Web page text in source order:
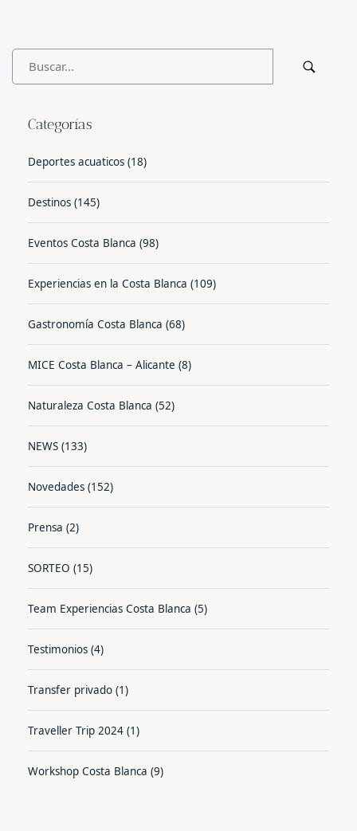
Categorías
Deportes acuaticos (18)
Destinos (145)
Eventos Costa Blanca (98)
Experiencias en la Costa Blanca (109)
Gastronomía Costa Blanca (68)
MICE Costa Blanca – Alicante (8)
Naturaleza Costa Blanca (52)
NEWS (133)
Novedades (152)
Prensa (2)
SORTEO (15)
Team Experiencias Costa Blanca (5)
Testimonios (4)
Transfer privado (1)
Traveller Trip 2024 (1)
Workshop Costa Blanca (9)